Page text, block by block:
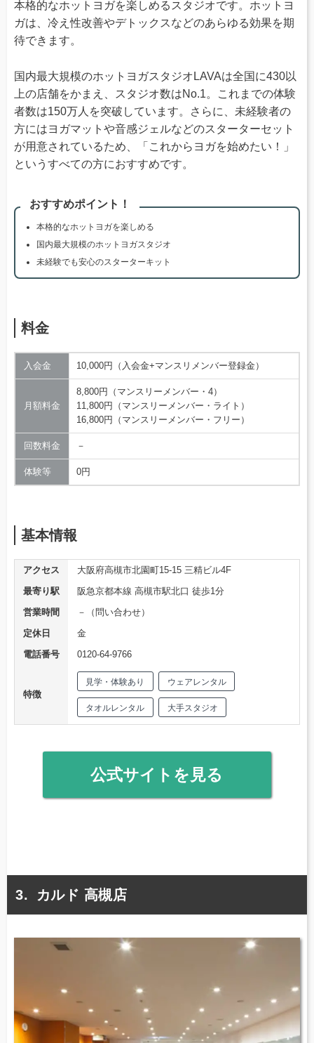
本格的なホットヨガを楽しめるスタジオです。ホットヨ
ガは、冷え性改善やデトックスなどのあらゆる効果を期
待できます。
国内最大規模のホットヨガスタジオLAVAは全国に430以
上の店舗をかまえ、スタジオ数はNo.1。これまでの体験
者数は150万人を突破しています。さらに、未経験者の
方にはヨガマットや音感ジェルなどのスターターセット
が用意されているため、「これからヨガを始めたい！」
というすべての方におすすめです。
おすすめポイント！
本格的なホットヨガを楽しめる
国内最大規模のホットヨガスタジオ
未経験でも安心のスターターキット
料金
入会金 10,000円（入会金+マンスリメンバー登録金）
月額料金
8,800円（マンスリーメンバー・4）
11,800円（マンスリーメンバー・ライト）
16,800円（マンスリーメンバー・フリー）
回数料金 －
体験等 0円
基本情報
アクセス
大阪府高槻市北園町15-15 三精ビル4F
最寄り駅
阪急京都本線 高槻市駅北口 徒歩1分
営業時間
－（問い合わせ）
定休日
金
電話番号
0120-64-9766
特徴
見学・体験あり ウェアレンタル
タオルレンタル 大手スタジオ
公式サイトを見る
カルド 高槻店